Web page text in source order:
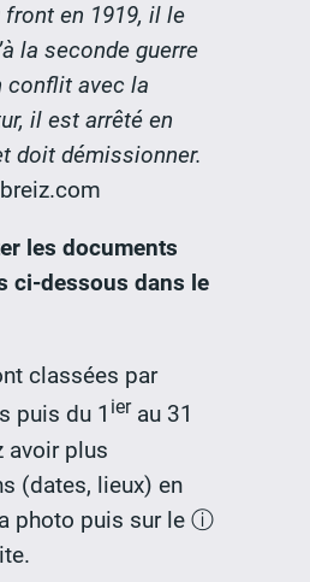
en 1919, il le
la seconde guerre
conflit avec la
il est arrêté en
doit démissionner.
les documents
ci-dessous dans le
classées par
puis du 1 ier au 31
avoir plus
(dates, lieux) en
photo puis sur le ⓘ